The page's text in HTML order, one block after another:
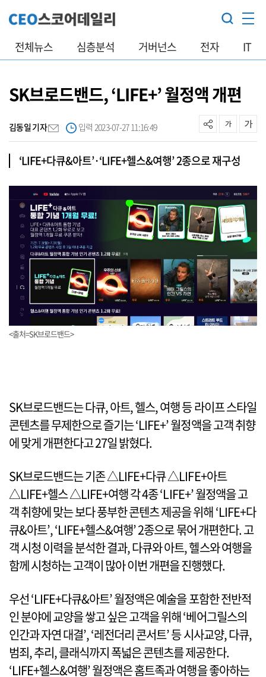
전체뉴스 심층분석 거버넌스 전자 IT
SK브로드밴드, ‘LIFE+’ 월정액 개편
김동일 기자 입력 2023-07-27 11:16:49
‘LIFE+다큐&아트’·‘LIFE+헬스&여행’ 2종으로 재구성
<출처=SK브로드밴드>
SK브로드밴드는 다큐, 아트, 헬스, 여행 등 라이프 스타일
콘텐츠를 무제한으로 즐기는 ‘LIFE+’ 월정액을 고객 취향
에 맞게 개편한다고 27일 밝혔다.
SK브로드밴드는 기존 △LIFE+다큐 △LIFE+아트
△LIFE+헬스 △LIFE+여행 각 4종 ‘LIFE+’ 월정액을 고
객 취향에 맞는 보다 풍부한 콘텐츠 제공을 위해 ‘LIFE+다
큐&아트’, ‘LIFE+헬스&여행’ 2종으로 묶어 개편한다. 고
객 시청 이력을 분석한 결과, 다큐와 아트, 헬스와 여행을
함께 시청하는 고객이 많아 이번 개편을 진행했다.
우선 ‘LIFE+다큐&아트’ 월정액은 예술을 포함한 전반적
인 분야에 교양을 쌓고 싶은 고객을 위해 ‘베어그릴스의
인간과 자연 대결’, ‘레전더리 콘서트’ 등 시사교양, 다큐,
범죄, 추리, 클래식까지 폭넓은 콘텐츠를 제공한다.
‘LIFE+헬스&여행’ 월정액은 홈트족과 여행을 좋아하는